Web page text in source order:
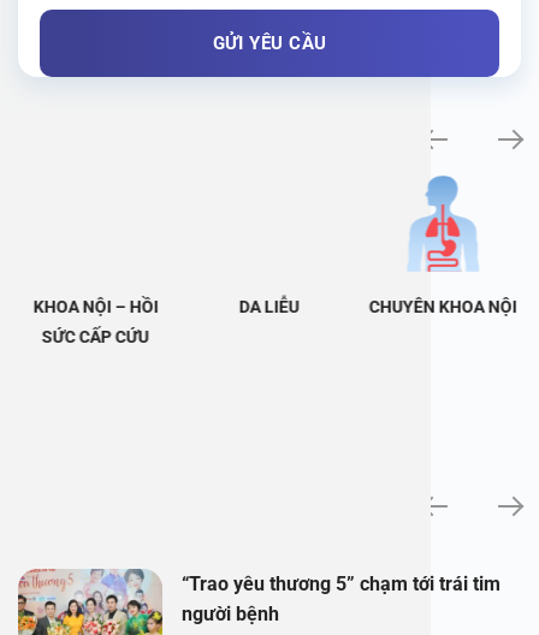
KHOA NỘI – HỒI
SỨC CẤP CỨU
DA LIỄU CHUYÊN KHOA NỘI
“Trao yêu thương 5” chạm tới trái tim
người bệnh